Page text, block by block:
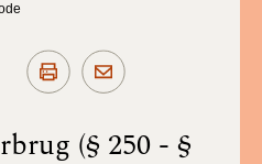
(§ 250 - §